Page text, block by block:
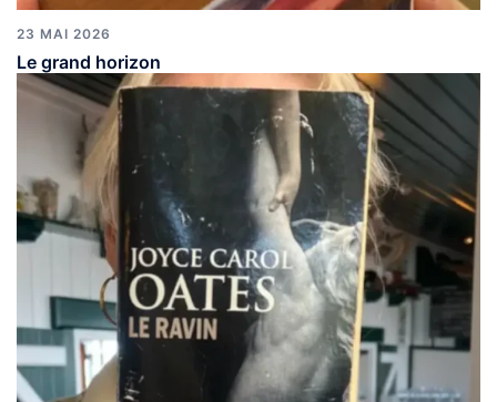
23 MAI 2026
Le grand horizon